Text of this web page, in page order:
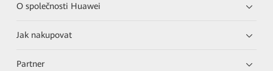
O společnosti Huawei
Jak nakupovat
Partner